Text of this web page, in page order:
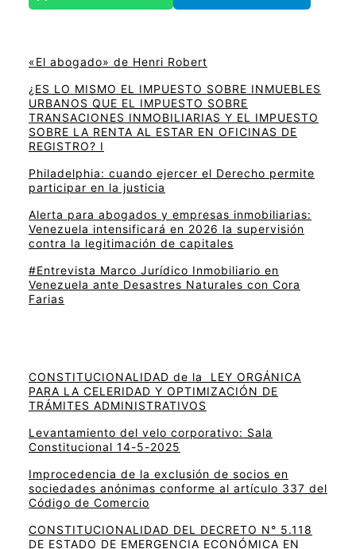
«El abogado» de Henri Robert
¿ES LO MISMO EL IMPUESTO SOBRE INMUEBLES
URBANOS QUE EL IMPUESTO SOBRE
TRANSACIONES INMOBILIARIAS Y EL IMPUESTO
SOBRE LA RENTA AL ESTAR EN OFICINAS DE
REGISTRO? I
Philadelphia: cuando ejercer el Derecho permite
participar en la justicia
Alerta para abogados y empresas inmobiliarias:
Venezuela intensificará en 2026 la supervisión
contra la legitimación de capitales
#Entrevista Marco Jurídico Inmobiliario en
Venezuela ante Desastres Naturales con Cora
Farias
CONSTITUCIONALIDAD de la LEY ORGÁNICA
PARA LA CELERIDAD Y OPTIMIZACIÓN DE
TRÁMITES ADMINISTRATIVOS
Levantamiento del velo corporativo: Sala
Constitucional 14-5-2025
Improcedencia de la exclusión de socios en
sociedades anónimas conforme al artículo 337 del
Código de Comercio
CONSTITUCIONALIDAD DEL DECRETO N° 5.118
DE ESTADO DE EMERGENCIA ECONÓMICA EN